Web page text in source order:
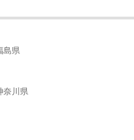
島県
奈川県